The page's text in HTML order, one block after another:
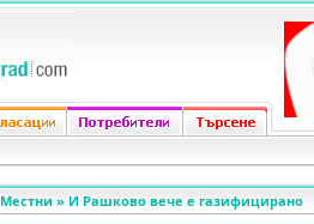
Местни » И Рашково вече е газифицирано